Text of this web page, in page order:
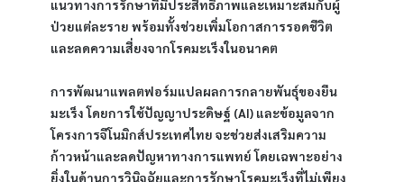
แนวทางการรักษาที่มีประสิทธิภาพและเหมาะสมกับผู้
ป่วยแต่ละราย พร้อมทั้งช่วยเพิ่มโอกาสการรอดชีวิต
และลดความเสี่ยงจากโรคมะเร็งในอนาคต
การพัฒนาแพลตฟอร์มแปลผลการกลายพันธุ์ของยีน
มะเร็ง โดยการใช้ปัญญาประดิษฐ์ (AI) และข้อมูลจาก
โครงการจีโนมิกส์ประเทศไทย จะช่วยส่งเสริมความ
ก้าวหน้าและลดปัญหาทางการแพทย์ โดยเฉพาะอย่าง
ยิ่งในด้านการวินิจฉัยและการรักษาโรคมะเร็งที่ไม่เพียง